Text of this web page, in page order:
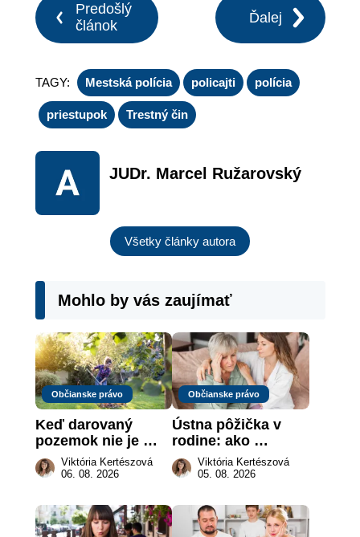
Predošlý
článok
Ďalej
TAGY: Mestská polícia policajti polícia
priestupok Trestný čin
JUDr. Marcel Ružarovský
Všetky články autora
Mohlo by vás zaujímať
Občianske právo
Keď darovaný
pozemok nie je
„hotová vec“: kedy
môže darca žiadať
Viktória Kertészová
06. 08. 2026
Občianske právo
Ústna pôžička v
rodine: ako
vymôcť peniaze,
keď na papieri nie
Viktória Kertészová
05. 08. 2026